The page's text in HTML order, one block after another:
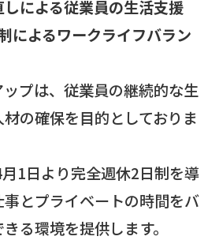
による従業員の生活支援
によるワークライフバラン
プは、従業員の継続的な生
の確保を目的としておりま
1日より完全週休2日制を導
とプライベートの時間をバ
る環境を提供します。